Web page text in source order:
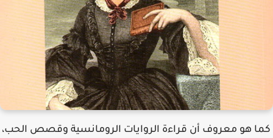
كما هو معروف أن قراءة الروايات الرومانسية وقصص الحب، لها النصيب الأكبر بين محبي القراءة، أغلب الروايات والأعمال الأدبية تحتوي على قصص حب، وذلك له أسباب عديدة من أهمها خلق بعد إنساني للرواية وزيادة الحبكة الدرامية فيها. والآن عزيزي القارئ، إذا كنت من بين صفوف محبي القراءة والغوص في عالم الخيال والأحلام والقصص الدرامية الخيالية أو حتى الواقعة، فهذه المقالة مخصوصة لك أنت، سوف تعيش فيها أجمل قصص الرومانسية والحب، استعد وخفّض الإضاءة من حولك وحضر مشروبك الدافئ وعش واحدة من أمتع التجارب. غالباً ما يُنظر إلى الحب على أنه لغة تتجاوز الحدود، الحب يعني أشياء مختلفة لأناس مختلفين، ويمكن أن تساعدنا قراءة الروايات الرومانسية من مختلف البلدان والخلفيات والجنس في أن نصبح أكثر طلاقة في لغة الحب. لتحقيق هذه الغاية، إليك روايات رومانسية خالدة مقسمة إلى 3 فئات. ستجد هنا روايات رومانسية غربية كلاسيكية - بعضها ستعرفه والبعض الآخر قد لا تعرفه، بالإضافة إلى روايات رومانسية آسيوية من اليابان وكوريا والصين. رواية Jane Eyre جين إير بلا شك واحدة من أعظم الروايات الرومانسية على الإطلاق، حيث كانت الأخوات برونتي نكهة فريدة من نوعها بين معاصريهن، حيث زودتنا بروايات رومانسية، وغالباً ما تكون قاسية، ودائماً ما كانت تتفوق على البقية. جين إير من شارلوت برونتي هي كنز مطلق، ورواية رومانسية كلاسيكية لم يتقدم عمرها يوماً من حيث وتيرتها، قصة حب مليئة بالعدوانية والتغيرات العاصفة. رواية جين إير تحكي عن فتاة يتيمة في سن مبكرة وتعيش مع عائلة عمها، طفولتها ليست ممتعة، لكنها عندما تجد في النهاية فرصة للعمل كمربية، تأخذها الوظيفة إلى ثورنفيلد هول والسيد روتشستر الغامض سيد المنزل، قصتهم ليست قصة سلسة، فهي شديدة ونارية ومخيفة في بعض الأحيان، مليئة بالتحولات والمنعطفات التي تجعلها كلاسيكية حقيقيةوواحدةمن أفضل الروايات الرومانسية. جين أير (بالإنجليزية: Jane Eyre)‏ رواية إنجليزية للكاتبة شارلوت برونتي، نُشرت بتاريخ 16 أكتوبر 1847 في العاصمة البريطانية لندن تحت اسم مستعار هو كيور بيل. تتبع الرواية أحداث حياة جين آير منذ طفولتها في بيت زوجة خالها السيدة ريد مروراً بالظروف القاسية التي عاشتها في مدرسة داخلية (مدرسة لووود) وصولاً إلى حياتها في قصر ثورنفيلد حيث عملت مدرّسة لابنة السيد روتشستر الذي تقع في حبه. تناقش الرواية الظلم الاجتماعي مجسَّداً في أحداث حياة جين المأساوية، وتحمل قيم أخلاقية عالية، وتتوضح لدى جين حقائق كثيرة عن الدين والنظام الاجتماعي. محتويات 1 مقدمة عن الحبكة 2 الحبكة 2.1 طفولة جين 2.2 لوود 2.3 ثورنفيلد هـول 2.4 الوظيفة الأخرى 2.5 عرض الزواج 3 شخصيات الرواية 4 ملاحظة نقدية 5 المصادر 6 روابط خارجية مقدمة عن الحبكة تعتبر روايه جين إير سرد للسيرة ذاتية لجين على لسانها. تتمحور أحداث الرواية حول خمسة مراحل متميزة: طفولة جين في جيتسهيد، حيث أسيئت معاملتها عاطفياً وجسدياً من قبل عمتها وأولاد عمتها؛ ثم تعليمها في مدرسة لوود، حيث اكتسبت قدوتها وأصدقائها ولكنها أيضا عانت من الحرمان والقهر؛ ثم الفترة التي عملت بها كمربية في ثورنفيلد، حيث وقعت في حب رب عملها إدوارد روشيستر؛ ثم الفترة التي قضتها مع عائلة ريفيرز، حيث تقدم بطلب يدها ابن عمها رجل الدين الجاد ولكنه كان باردً، سانت جون ريفرز؛ وفي النهاية مرحلة لم الشمل والزواج من حبيبها روشيستر. خلال هذه الأجزاء تعرض الرواية وجهات نظر بشأن عدد من القضايا والمشاكل الاجتماعية الهامة، التي ينتقد العديد منها الوضع الراهن في هذا الوقت. وقد ذكر الناقد الأدبي جيروم بيتي أن استخدام منظور شخص واحد فقط في سرد الرواية يجعل القاريء "يقبل دون نقد رؤيتها الكونيه" وغالباً ما تقود قراءتها والمناقشات حولها نحو دعم جين، بغض النظر عن شذوذ أفكارها ووجهات نظرها. تنقسم رواية جين إير إلى 38 فصلاً، ومعظم الطبعات لا تقل صفحاتها عن 400. وكانت الطبعة الأصلية في 3 مجلدات، الأولى تضُم الفصول من 1 إلى 15، والثانية من 16 إلى 26 والأخيرة من 27 إلى 38. وكان هذا هو نظام النشر المتداول خلال القرن التاسع عشر. أهدت شارلوت برونتي طبعة الرواية الثانية إلى ويليام ميكبيس ثاكري. الحبكة طفولة جين رسمه توضح جدال الطفلة جين أير مع خالتها السيدة ريد في غيتسهيد تبدأ سيرة جين في سن العاشرة بعد عدة سنوات من وفاة والديها بالتيفوئيد. في هذه المرحلة تعيش جين مع عائلة خالها عائلة ريد بُناء على رغبة خالها المستميتة. لكن لم تتلق جين العطف في هذه العائلة إلا من جانب السيد ريد فقط. وبعد وفاة خالها عانت جين كراهية شديدة من جانب السيدة سارة ريد زوجة خالها؛ حيث كانت تعاملها أسوأ من الخادمة وفي بعض الأوقات كانت تمنع أولادها من التواصل مع جين. لقد تلقت جين سوء معاملة نفسية وجسدية على حد سواء من قبل السيدة ريد وأولادها. أصبحت جين غير سعيدة بشكل لا يصدق بعد استبعادها من الأنشطة العائلية، لم يكن لديها إلا الدمية وفي بعض الأحيان الكتب وكان هذا عزائها الوحيد. لم يكن هناك حليفاً لجين في هذا المنزل إلا الخادمة بيسي على الرغم من أنها كانت توبخ جين بقسوة أحياناً. وتمضي الأيام في هذا المنزل ثم يتم حبس جين في يوم من الأيام في الغرفة الحمراء وهي الغرفة التي توفى فيها السيد ريد حيث أصيبت بالذعر لمشاهدة أطياف لعمها المتوفى. ولم يتم إنقاذها إلا عندما أقنع السيد لويد الطبيب السيدة ساره ريد بإرسال جين بعيداً عن طريق السماح لها للذهاب إلى مدرسة لوود. لكنها لم تغادر المنزل إلا بعد أن واجهت جين السيدة ريد وبناتها جورجينا وإليزا بأنهن مخادعات وقالت للسيدة ريد أنها لن تدعوها عمتي مرة أخرى وسوف تخبر الجميع في لوود مدى قسوة المعاملة التي تلقتها منها. لوود عند وصول جين إلى مدرسة لوود الخيرية تجد جين أن القائم على المدرسة السيد بروكلهورست وهو رجل بغيض وبارد المشاعر لديه فكرة مسبقة عنها بأنها مخادعة وحاول نقل هذه الفكرة إلى المعلمين في لووود.. في إحدى المرات، تكسر جين عن طريق الخطأ اللوح الصخري التي كانت تكتب عليه، فتعاقب بالوقوف على مقعد خشبي أمام زميلاتها، ويطلق عليها بروكليهيرست لقب الكاذبة ويمنع الجميع بعدم الحديث معها. ولم يهون على جين وجودها في لوود إلا صديقتها المُقربة هيلين بيرنز. وكانت الأنسه تيمبل هي المعلمة الوحيدة التي تهتم لطالبات المدرسة، فقد ساعدت جين في تبرئتها من اتهامات السيد بروكيلهورست لها أمام المدرسة في نهاية المطاف عندما كتبت للسيد لويد تدافع عن جين. كانت أوضاع الطالبات الثمانين في لوود قاسية للغاية حيث غرف النوم الباردة والملابس الخفيفة والمهترئة والطعام الذي يقدم في أغلب الأحيان محترقاً. ومرض العديد من طلاب المدرسة بوباء التيفوئيد، ومات الكثير منهم من ضمنهم هيلين بيرنز صديقة جين الوحيدة. وقد جذبت هذه الحادثة اهتمام المسؤولين مما أدى إلى طرد بروكليهرست، بعد ذلك تطورت ظروف المدرسة بشكل كبير بعد بناء مبنى جديد وتطوير الظروف المعيشية على يد عدد من المحسنين والمسؤولين. ثورنفيلد هـول بعد إمضائها ست سنوات كطالبة وسنتين كمدرّسة في لوود، قررت جين مغادرة المدرسة مثل صديقتها وكاتمة أسرارها الأنسة تيمبل. فتقرر العمل كمعلمة خاصة، ولم تتلقى عرض عمل إلا من أليس فيرفاكس مدبرة منزل السيد روشيستر لتدريس أديل. وتقبل جين الوظيفة وتنتقل إلى ثورنفيلد هول لتبدأ مرحلة جديدة من حياتها. وفي ليلةٍ بينما كانت جين في طريقها إلى بلدة مجاورة يمر بها فارس على حصانه، ثم ينزلق الحصان على الجليد ويسقط الفارس، فتساعده جين على النهوض، لتكتشف لاحقاً عند عودتها إلى القصر أن هذا الرجل هو إدوارد روشيستر مالك المنزل. ويبدأ روشيستر في إثاره غضب جين بسؤالها إذا كانت قد سحرت الحصان لتجعله يقع من عليه. ثم تتطور الأحداث ويبدأ السيد روشيستر وجين بالإعجاب ببعضهم البعض حيث كانوا يقضون وقتاً طويلاً سويه خاصّة وأن جدالاتهما المستمرة قد قربتهما كثيراً. ثم بدأت أشياء غريبة تحدث في المنزل مثل سماع جين لضحكات غريبة، والحريق الغامض في غرفة السيد روشيستر والهجوم الذي حدث للسيد مايسون ضيف السيد روشيستر. بعد ذلك ترسل السيدة ريد في طلب جين بعد حزنها الشديد لوفاة ابنها، فتذهب جين إلى غيتسهيد للمكوث مع السيدة ريد التي تحتضر. حيث تعترف السيدة ريد لجين بطلب عمها السيد جون إير لتبنيها، وإخبارها له بأن جين قد توفت إثر حمى في لوود وتعطيها رسالته. بعد فتره وجيزه تتوفى عمة جين وتعود جين إلى ثورنفيلد وتبدأ بالتواصل مع عمها. بعد عودتها إلى ثورنفيلد اعتقدت جين أن السيد روشيستر على وشك الزواج من بلانش انغرام. ولكنه في احدى الأمسيات يصرح لها بحبه ويتقدم بطلب الزواج منها وتوافق جين. وبينما تستعد لزفافها تتسلل امرأة غريبة ذات مظهر وحشى في ليلة ما إلى غرفتها وتمزق وشاح زفافها إلى نصفين. وكما هو الحال مع كل الأشياء الغامضة التي حدثت سابقاً في ثورنفيلد يبرر السيد روشيستر لجين هذه الحادثة بأن غريس بول إحدى الخادمات تقوم بهذه الأشياء وهي ثملة. ثم بظهور السيد مايسون ومحاميه في حفل الزفاف تكتشف جين أن روشيستر لا يستطيع الزواج منها لأنه لا يزال متزوجاً من أخت السيد مايسون بيرثا وأنه عرف بهذه الزيجة الباطلة من خلال رسالة جين إلى عمها جون إير وقرر منعها. ولم ينكر روشيستر هذا الكلام وحاول الدفاع عن نفسه بأن والده خدعه للزواج من بيرثا بسبب أموالها ولكنه عندما تزوجها اكتشف جنونها مما اضطره في نهاية المطاف إلى حبسها في ثورنفيلد وتعيين غريس بول كممرضة لتعتنى بها. ولكن بيرثا كانت تستغل ثمالة غريس بول لتهرب من غرفتها وتقوم بكل الأشياء الغريبة التي كانت تحدث في القصر. بعد ذلك يطلب روشيستر من جين الذهاب معه إلى جنوب فرنسا والعيش معه بدون زواج. لكنها بالرغم من حبها الشديد له رفضت التخلى عن مبادئها وقامت بمغادرة ثورنفيلد. واضطرت جين للعيش في الشوارع والتسول من أجل الطعام حتى صادفت أفراد أسرة عمها جون إير واكتشفت أنها وريثة لثروة كبرى خلفها لها عمها بعد موته. القديس جون ريفرز يعترف لجين عند بيت مور الوظيفة الأخرى سافرت جين إلى لندن باستخدام المال الذي وفّرته. ولكنها فقدت صرة المال في طريقها إلى هناك، ما حدا بها إلى بيع وشاحها وقفازها من أجل الطعام. وبعد عناء وصلت جين إلى منزل ديانا وماري ريفرز ولكن الخادم رفض إدخالها. ومن فرط التعب فقدت وعيها أمام المنزل فقام القديس جون ريفرز رجل الدين وأخ ماري وديانا ريفرز بانقاذها. وبعد أن استعادت صحتها وجد لها وظيفة كمدرسة في إحدى المدارس الخيرية القريبة من المنزل. وأصبحت جين صديقة مقربة لمارى وديانا ولكن القديس جون ظل متحفظا مع جين. ثم بدأت الاختان العمل كمربيتين وغادرتا المنزل مما جعل القديس جون أقرب إلى جين وبدأ في اكتشاف هويتها الحقيقية. ثم فاجئها بإعطائها رساله من عمها الذي كشفت لها بأن عمها قد مات وترك لها ثروه تقدر ب 20000£. حينها بدأت جين بالتساؤلات فكشف لها القديس جون بأن جون عمه وعم أخواته أيضا وبأنهم كانوا يطمحون بالحصول على حصه من الميراث ولكنهم لم يحصلوا في نهايه المطاف على أى شيء. حينها أحست جين بسعادةٍ بالغة لإيجادها عائلتها وأصرت على تقاسم المال بالتساوي مع أولاد عمها وعادت ماري وديانا مرة أخرى إلى المنزل. عرض الزواج معتقداً أنها سوف تصبح زوجة مبشر مناسبة، طلب سبريري من جين الزواج منه والذهاب معه إلى الهند، ليس بدافع الحب ولكن بدافع الواجب. حينها وافقت جين في البداية على الذهاب إلى الهند ولكنها رفضت طلب الزواج واقترحت أن يسافرا معا كأخ وأخته. ولكن بعد ذلك بدأت جين تشعر بعدم رغبتها في الزواج من القديس جون وبدأت تحس بالحنين إلى روشيستر وهذا ما جعلها تقرر العودة إلى ثورنفيلد. لكنها لم تجد إلا حطام بناية سوداء. علمت بعد ذلك أن زوجة السيد روشيستر أشعلت النار في المنزل ثم قامت بالانتحار برمى نفسها من فوق سطح المنزل. ونتج عن الحريق فقد روشيستر يده ونظره. فقررت جين العودة إليه ولكنه يظل خائفا من أنها سترفضه بسبب حالته الصحية. وعندما تأكد من حب جين له وأنها لن تتركه أبدا تقدم بطلب الزواج منها مره أخرى ثم تزوجا. وفي نهاية المطا